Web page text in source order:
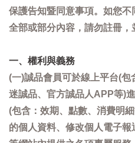
保護告知暨同意事項。如您
全部或部分內容，請勿註冊，
一、權利與義務
(一)誠品會員可於線上平台(包
迷誠品、官方誠品人APP等)
(包含：效期、點數、消費明
的個人資料、修改個人電子